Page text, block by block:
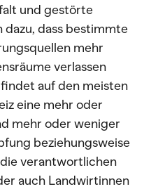
und gestörte
dass bestimmte
mehr
verlassen
auf den meisten
eine mehr oder
mehr oder weniger
beziehungsweise
verantwortlichen
auch Landwirtinnen